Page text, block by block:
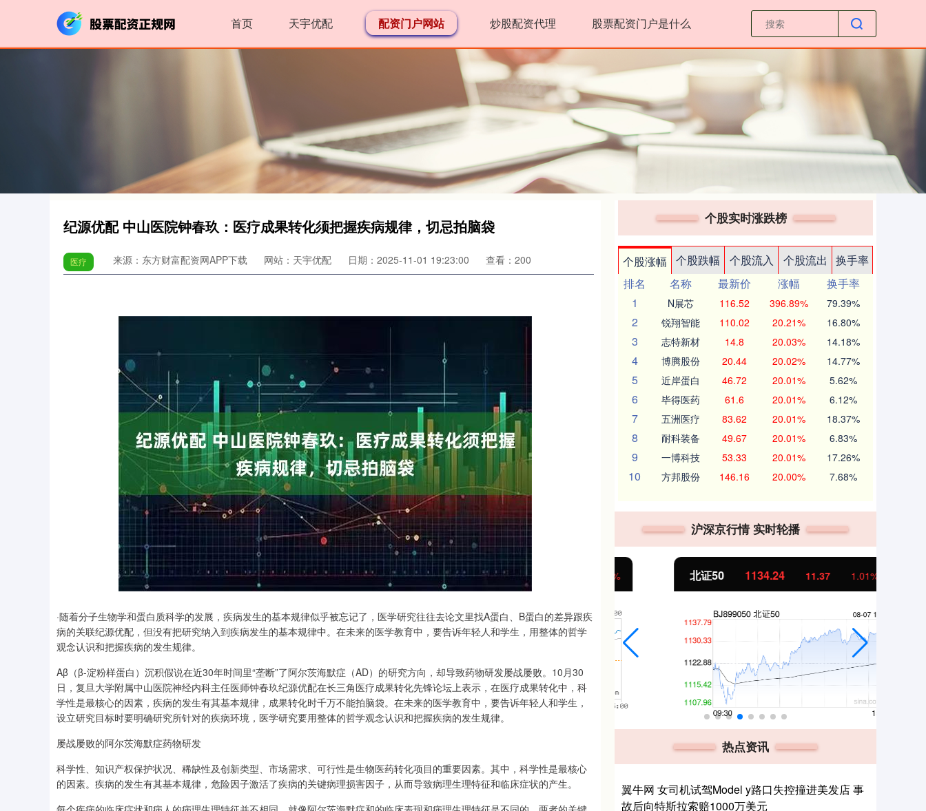
首页 天宇优配 配资门户网站 炒股配资代理 股票配资门户是什么
纪源优配 中山医院钟春玖：医疗成果转化须把握疾病规律，切忌拍脑袋
医疗 来源：东方财富配资网APP下载 网站：天宇优配 日期：2025-11-01 19:23:00 查看：200
·随着分子生物学和蛋白质科学的发展，疾病发生的基本规律似乎被忘记了，医学研究往往去论文里找A蛋白、B蛋白的差异跟疾
病的关联纪源优配，但没有把研究纳入到疾病发生的基本规律中。在未来的医学教育中，要告诉年轻人和学生，用整体的哲学
观念认识和把握疾病的发生规律。
Aβ（β-淀粉样蛋白）沉积假说在近30年时间里“垄断”了阿尔茨海默症（AD）的研究方向，却导致药物研发屡战屡败。10月30
日，复旦大学附属中山医院神经内科主任医师钟春玖纪源优配在长三角医疗成果转化先锋论坛上表示，在医疗成果转化中，科
学性是最核心的因素，疾病的发生有其基本规律，成果转化时千万不能拍脑袋。在未来的医学教育中，要告诉年轻人和学生，
设立研究目标时要明确研究所针对的疾病环境，医学研究要用整体的哲学观念认识和把握疾病的发生规律。
屡战屡败的阿尔茨海默症药物研发
科学性、知识产权保护状况、稀缺性及创新类型、市场需求、可行性是生物医药转化项目的重要因素。其中，科学性是最核心
的因素。疾病的发生有其基本规律，危险因子激活了疾病的关键病理损害因子，从而导致病理生理特征和临床症状的产生。
个股实时涨跌榜
个股涨幅 个股跌幅 个股流入 个股流出
换手率
排名
名称 最新价 涨幅
换手率
1
N展芯 116.52 396.89% 79.39%
2 锐翔智能 110.02 20.21% 16.80%
3 志特新材 14.8 20.03% 14.18%
4 博腾股份 20.44 20.02% 14.77%
5 近岸蛋白 46.72 20.01% 5.62%
6 毕得医药 61.6 20.01% 6.12%
7 五洲医疗 83.62 20.01% 18.37%
8 耐科装备 49.67 20.01% 6.83%
9 一博科技 53.33 20.01% 17.26%
10 方邦股份 146.16 20.00% 7.68%
沪深京行情 实时轮播
深证成指 14311.01 200.89 1.42% 沪深300 4694.44 43.13 1134.24 11.37 1.01%
热点资讯
翼牛网 女司机试驾Model y路口失控撞进美发店 事
故后向特斯拉索赔1000万美元